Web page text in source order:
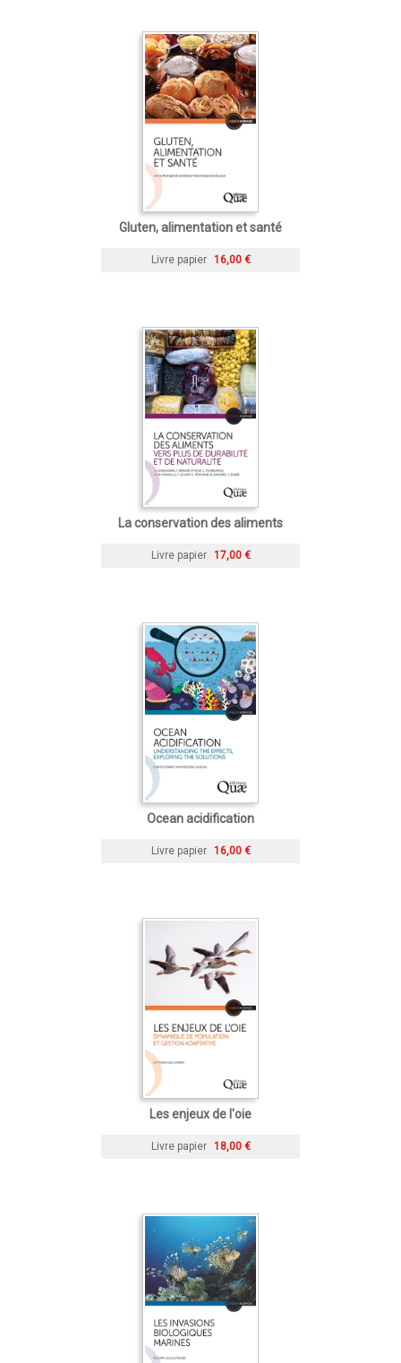
Gluten, alimentation et santé
Livre papier 16,00 €
La conservation des aliments
Livre papier 17,00 €
Ocean acidification
Livre papier 16,00 €
Les enjeux de l'oie
Livre papier 18,00 €